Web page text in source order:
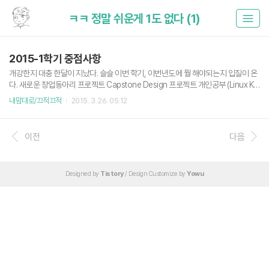
ㅋㅋ 정말 쉬운게 1도 없다 (1)
2015-1학기 중점사항
개강한지 대충 한달이 지났다. 슬슬 이번 학기, 이번년도에 뭘 해야되는지 입질이 온
다. 새로운 창업동아리 프로젝트 Capstone Design 프로젝트 개인공부 (Linux Ker
nel 분석/개발, Linux Device Driver, Algorithm) 개인공부, 밀린 포스트 블로깅 학
프레임워크, 개발 방법론 숙지 하계 방학 인턴? 자가분열해서 몸이 2개. 아니 3개로
쪼개져서 분산처리 할 수 있었으면 좋겠다. 막 제대하고 복학 했을 때는 스스로 바빠
내맘대로/끄적끄적 2015. 3. 26. 05:12
이전 다음
Designed by Tistory/ Design Customize by Yowu